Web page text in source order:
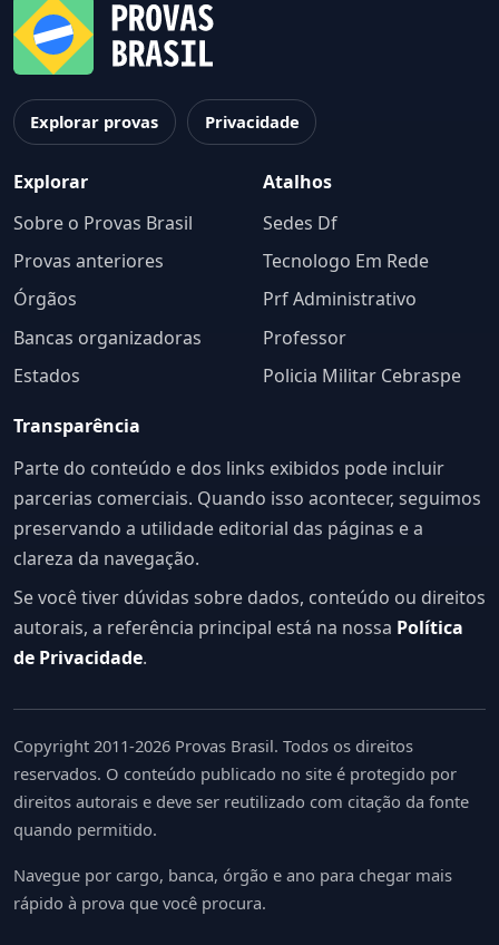
Explorar provas Privacidade
Explorar
Sobre o Provas Brasil
Provas anteriores
Órgãos
Bancas organizadoras
Estados
Atalhos
Sedes Df
Tecnologo Em Rede
Prf Administrativo
Professor
Policia Militar Cebraspe
Transparência
Parte do conteúdo e dos links exibidos pode incluir
parcerias comerciais. Quando isso acontecer, seguimos
preservando a utilidade editorial das páginas e a
clareza da navegação.
Se você tiver dúvidas sobre dados, conteúdo ou direitos
autorais, a referência principal está na nossa Política
de Privacidade.
Copyright 2011-2026 Provas Brasil. Todos os direitos
reservados. O conteúdo publicado no site é protegido por
direitos autorais e deve ser reutilizado com citação da fonte
quando permitido.
Navegue por cargo, banca, órgão e ano para chegar mais
rápido à prova que você procura.